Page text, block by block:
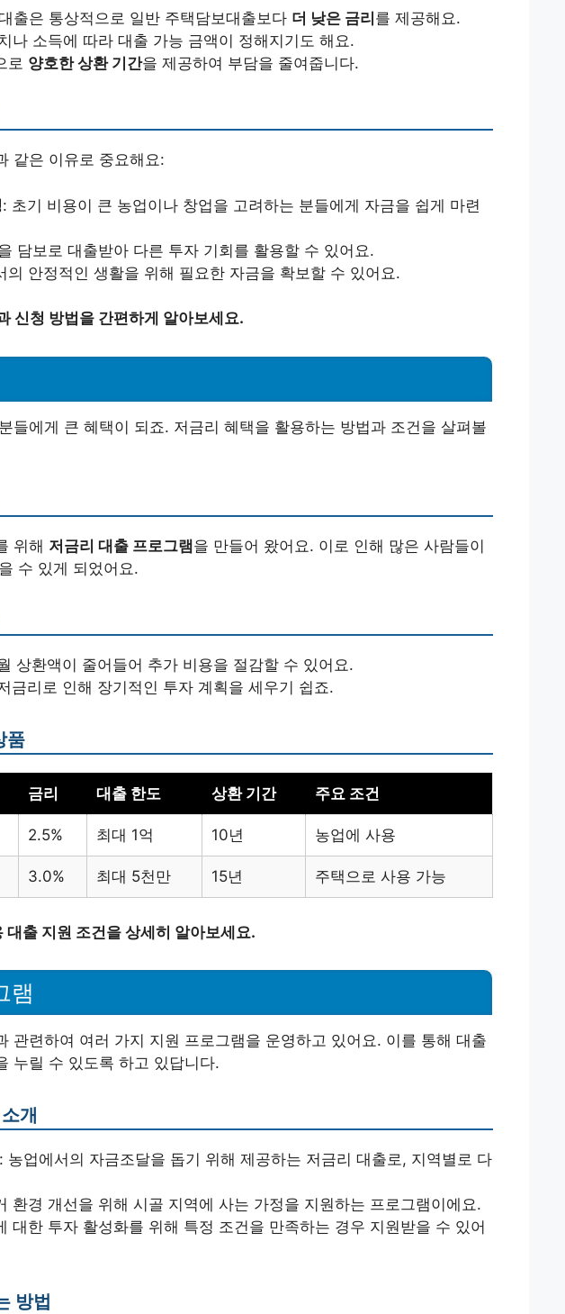
출은 통상적으로 일반 주택담보대출보다 더 낮은 금리 를 제공해요.
나 소득에 따라 대출 가능 금액이 정해지기도 해요.
로 양호한 상환 기간을 제공하여 부담을 줄여줍니다.
같은 이유로 중요해요:
: 초기 비용이 큰 농업이나 창업을 고려하는 분들에게 자금을 쉽게 마련
담보로 대출받아 다른 투자 기회를 활용할 수 있어요.
의 안정적인 생활을 위해 필요한 자금을 확보할 수 있어요.
신청 방법을 간편하게 알아보세요.
들에게 큰 혜택이 되죠. 저금리 혜택을 활용하는 방법과 조건을 살펴볼
위해 저금리 대출 프로그램을 만들어 왔어요. 이로 인해 많은 사람들이
수 있게 되었어요.
상환액이 줄어들어 추가 비용을 절감할 수 있어요.
금리로 인해 장기적인 투자 계획을 세우기 쉽죠.
품
금리 대출 한도 상환 기간 주요 조건
2.5% 최대 1억 10년 농업에 사용
3.0% 최대 5천만 15년 주택으로 사용 가능
대출 지원 조건을 상세히 알아보세요.
램
관련하여 여러 가지 지원 프로그램을 운영하고 있어요. 이를 통해 대출
누릴 수 있도록 하고 있답니다.
개
: 농업에서의 자금조달을 돕기 위해 제공하는 저금리 대출로, 지역별로 다
환경 개선을 위해 시골 지역에 사는 가정을 지원하는 프로그램이에요.
대한 투자 활성화를 위해 특정 조건을 만족하는 경우 지원받을 수 있어
방법